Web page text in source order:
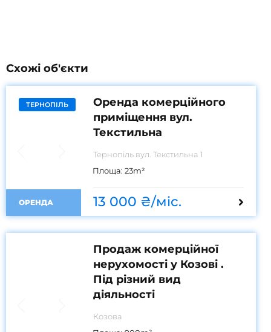
Схожі об'єкти
ТЕРНОПІЛЬ
ОРЕНДА
Оренда комерційного
приміщення вул.
Текстильна
Тернопіль вул. Текстильна 1
Площа: 23m²
13 000 ₴/міс.
Продаж комерційної
нерухомості у Козові .
Під різний вид
діяльності
Козова